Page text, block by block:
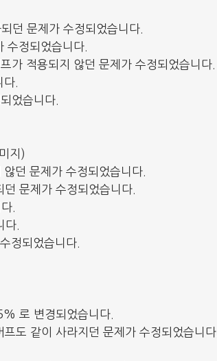
던 문제가 수정되었습니다.
수정되었습니다.
가 적용되지 않던 문제가 수정되었습니다.
.
었습니다.
지)
던 문제가 수정되었습니다.
문제가 수정되었습니다.
.
다.
정되었습니다.
로 변경되었습니다.
도 같이 사라지던 문제가 수정되었습니다.